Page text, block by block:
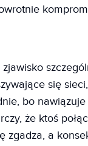
się
bo
że ktoś
zgadza, a